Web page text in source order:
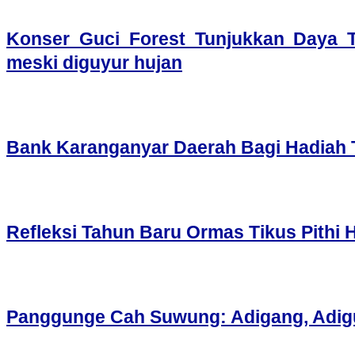
Konser Guci Forest Tunjukkan Daya
meski diguyur hujan
Bank Karanganyar Daerah Bagi Hadiah
Refleksi Tahun Baru Ormas Tikus Pithi
Panggunge Cah Suwung: Adigang,